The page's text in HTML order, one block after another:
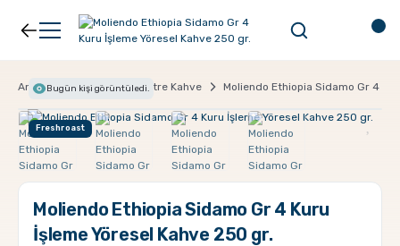
Geri Dön
Kahve
Filtre Kahve
Geri Dön
Ekipman
Filtreler
Anasayfa Kahve Filtre Kahve Moliendo Ethiopia Sidamo Gr 4
Freshroast
Bugün kişi görüntüledi.
Moliendo Ethiopia Sidamo Gr 4 Kuru
İşleme Yöresel Kahve 250 gr.